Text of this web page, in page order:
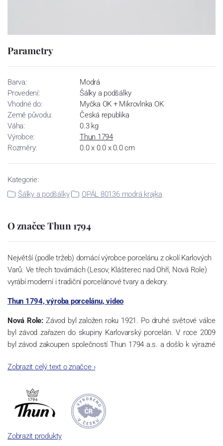
Parametry
Barva:
Modrá
Provedení:
Šálky a podšálky
Vhodné do:
Myčka OK + Mikrovlnka OK
Země původu:
Česká republika
Váha:
0.3 kg
Výrobce:
Thun 1794
Rozměry:
0.0 x 0.0 x 0.0 cm
Kategorie:
Šálky a podšálky
OPÁL 80136 modrá krajka
O značce Thun 1794
Největší (podle tržeb) domácí výrobce porcelánu z okolí Karlových
Varů. Ve třech továrnách (Lesov, Klášterec nad Ohří, Nová Role)
vyrábí moderní i tradiční porcelánové tvary a dekory.
Thun 1794, výroba porcelánu, video
Nová Role: Závod byl založen roku 1921. Po druhé světové válce
byl závod zařazen do skupiny Karlovarský porcelán. V roce 2009
byl závod zakoupen společností Thun 1794 a.s. a došlo k výrazné
společnosti a v jejím areálu jsou umístěny i provoz servis a výroba
a ve své výrobě navazuje na více jak 220-letou tradici výroby
porcelánu. Kapacita tohoto závodu je 3.500 - 4.000 tun ročně,
závod je vybaven moderními technologickými zařízeními -
isostatické lisy, tlakové lití, glazovací komplex, rychlovýpalná pec,
komorová pec, vtavná dekorační pec. Závod nabízí své výrobky jak
Zobrazit celý text o značce›
Zobrazit produkty